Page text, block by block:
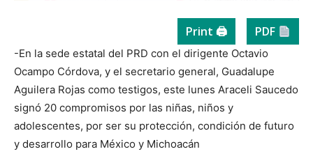
Print 🖨 PDF
-En la sede estatal del PRD con el dirigente Octavio
Ocampo Córdova, y el secretario general, Guadalupe
Aguilera Rojas como testigos, este lunes Araceli Saucedo
signó 20 compromisos por las niñas, niños y
adolescentes, por ser su protección, condición de futuro
y desarrollo para México y Michoacán